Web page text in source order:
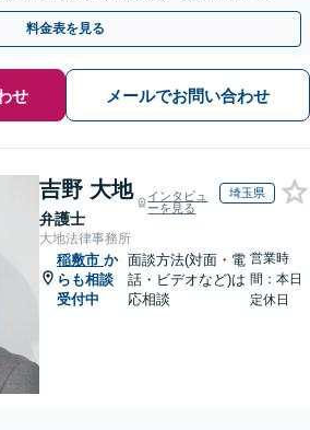
談ください
料金表を見る
せ メールでお問い合わせ
吉野 大地
弁護士
インタビュ
ーを見る
埼玉県
大地法律事務所
稲敷市 か
らも相談
受付中
面談方法(対面・電
話・ビデオなど)は
応相談
営業時
間：本日
定休日